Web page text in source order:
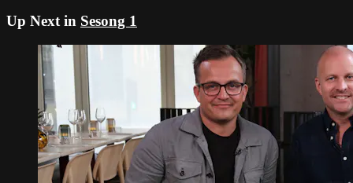
Up Next in Sesong 1